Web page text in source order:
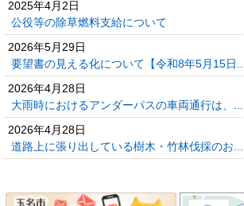
2025年4月2日
公役等の除草燃料支給について
2026年5月29日
要望書の見える化について【令和8年5月15日...
2026年4月28日
大雨時におけるアンダーパスの車両通行は、...
2026年4月28日
道路上に張り出している樹木・竹林伐採のお...